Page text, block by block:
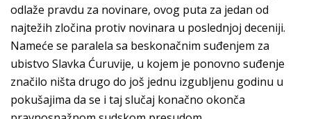
odlaže pravdu za novinare, ovog puta za jedan od
najtežih zločina protiv novinara u poslednjoj deceniji.
Nameće se paralela sa beskonačnim suđenjem za
ubistvo Slavka Ćuruvije, u kojem je ponovno suđenje
značilo ništa drugo do još jednu izgubljenu godinu u
pokušajima da se i taj slučaj konačno okonča